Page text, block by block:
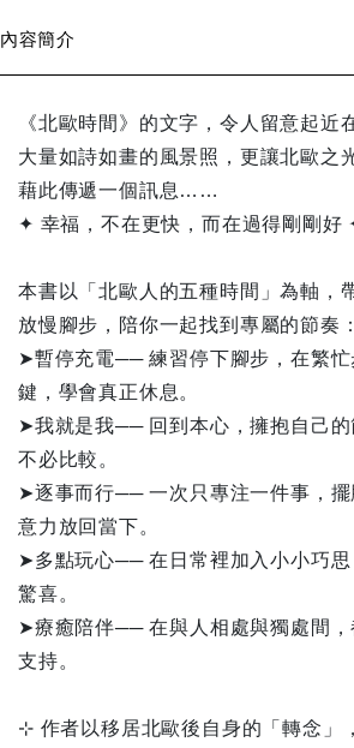
內容簡介
《北歐時間》的文字，令人留意起近
大量如詩如畫的風景照，更讓北歐之
藉此傳遞一個訊息……
✦ 幸福，不在更快，而在過得剛剛好
本書以「北歐人的五種時間」為軸，
放慢腳步，陪你一起找到專屬的節奏：
➤暫停充電── 練習停下腳步，在繁忙
鍵，學會真正休息。
➤我就是我── 回到本心，擁抱自己的
不必比較。
➤逐事而行── 一次只專注一件事，擺
意力放回當下。
➤多點玩心── 在日常裡加入小小巧思
驚喜。
➤療癒陪伴── 在與人相處與獨處間
支持。
⊹ 作者以移居北歐後自身的「轉念」